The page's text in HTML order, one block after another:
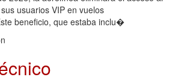
usuarios VIP en vuelos
beneficio, que estaba inclu�